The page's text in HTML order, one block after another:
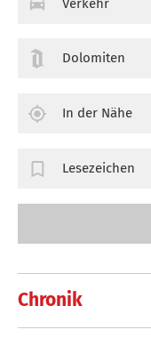
Chronik
Dolomiten
In der Nähe
Lesezeichen